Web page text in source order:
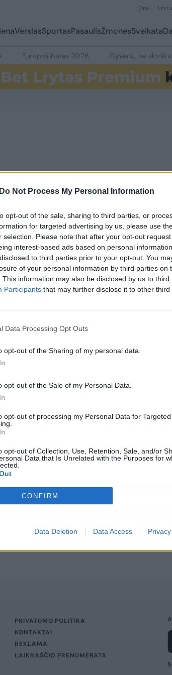
Do Not Process My Personal Information
opt-out of the sale, sharing to third parties, or
for targeted advertising by us, please use
selection. Please note that after your opt-out
interest-based ads based on personal
to third parties prior to your opt-out. You
of your personal information by third parties on
This information may also be disclosed by us to
Participants that may further disclose it to other third
Data Processing Opt Outs
opt-out of the Sharing of my personal data.
opt-out of the Sale of my Personal Data.
opt-out of processing my Personal Data for Targeted
opt-out of Collection, Use, Retention, Sale, and/or
Data that Is Unrelated with the Purposes for
CONFIRM
Data Deletion Data Access
Orai
VerslasSportasPasaulisŽmonėsSveikata
Europos burės 2026 Gyvenu, ne skrolinu
14
vairuotojas
PRIVATUMO POLITIKA
KONTAKTAI
REKLAMA
LAIKRAŠČIO PRENUMERATA